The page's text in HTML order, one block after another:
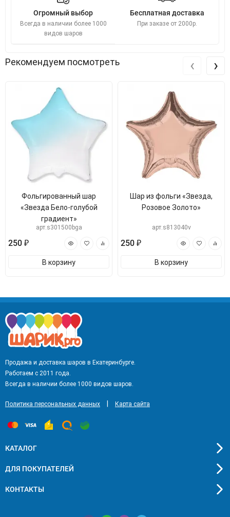
Огромный выбор
Всегда в наличии более 1000
видов шаров
Бесплатная доставка
При заказе от 2000р.
Рекомендуем посмотреть
Фольгированный шар
«Звезда Бело-голубой
градиент»
арт.s301500bga
250 ₽
В корзину
Шар из фольги «Звезда,
Розовое Золото»
арт.s813040v
250 ₽
В корзину
‹ ›
Продажа и доставка шаров в Екатеринбурге.
Работаем с 2011 года.
Всегда в наличии более 1000 видов шаров.
Политика персональных данных Карта сайта
КАТАЛОГ
ДЛЯ ПОКУПАТЕЛЕЙ
КОНТАКТЫ